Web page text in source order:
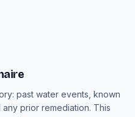
past water events, known
prior remediation. This